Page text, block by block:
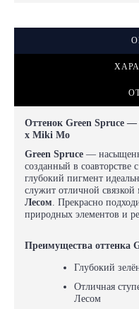
Оттенок Green Spruce
x Miki Mo
Green Spruce —
созданный в соавторстве
глубокий пигмент
служит отличной
Лесом. Прекрасно
природных элементов и
Преимущества оттенка
Глубокий
Отличная
Лесом